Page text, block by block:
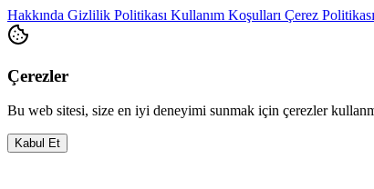
Hakkında Gizlilik Politikası Kullanım Koşulları Çerez Politikası
Çerezler
Bu web sitesi, size en iyi deneyimi sunmak için çerezler
Kabul Et